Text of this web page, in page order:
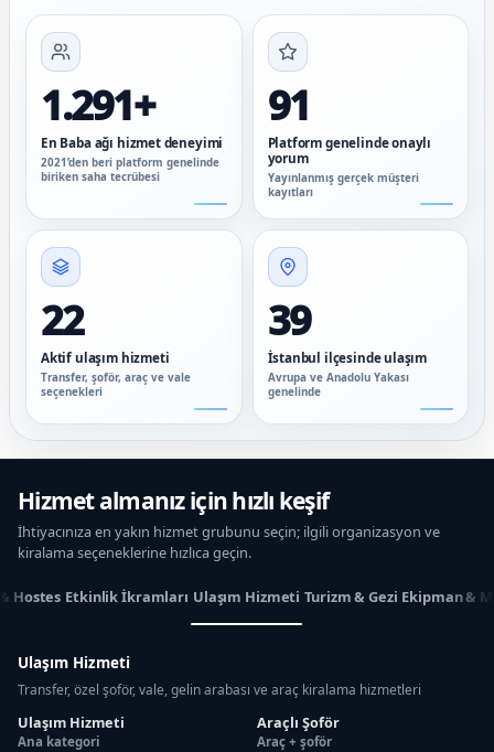
1.291+
En Baba ağı hizmet deneyimi
2021’den beri platform genelinde
biriken saha tecrübesi
91
Platform genelinde onaylı
yorum
Yayınlanmış gerçek müşteri
kayıtları
22
Aktif ulaşım hizmeti
Transfer, şoför, araç ve vale
seçenekleri
39
İstanbul ilçesinde ulaşım
Avrupa ve Anadolu Yakası
genelinde
Hizmet almanız için hızlı keşif
İhtiyacınıza en yakın hizmet grubunu seçin; ilgili organizasyon ve
kiralama seçeneklerine hızlıca geçin.
Hostes Etkinlik İkramları Ulaşım Hizmeti Turizm & Gezi Ekipman &
Ulaşım Hizmeti
Transfer, özel şoför, vale, gelin arabası ve araç kiralama hizmetleri
Ulaşım Hizmeti
Ana kategori
Araçlı Şoför
Araç + şoför